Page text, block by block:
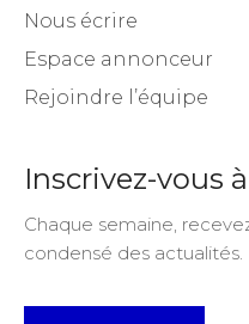
Nous écrire
Espace annonceur
Rejoindre l’équipe
Inscrivez-vous
Chaque semaine,
condensé des actualités.